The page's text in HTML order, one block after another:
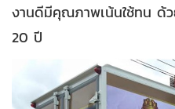
งานดีมีคุณภาพเน้นใช้ทน ด้
20 ปี